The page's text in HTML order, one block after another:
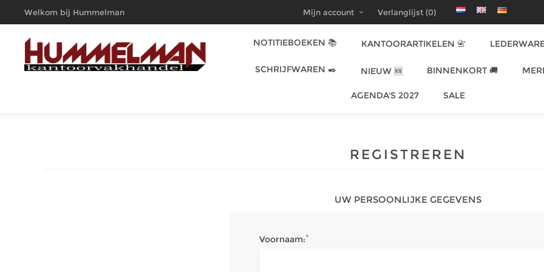
Welkom bij Hummelman
Kantoorvakhandel
Mijn account Verlanglijst (0)
NOTITIEBOEKEN 📚 KANTOORARTIKELEN 📇
SCHRIJFWAREN ✒️ NIEUW 🆕 BINNENKORT 🚚
AGENDA'S 2027 SALE
REGISTREREN
UW PERSOONLIJKE GEGEVENS
Voornaam:*